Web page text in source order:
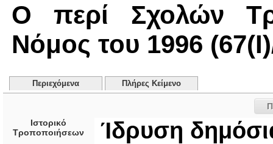
Ο περί Σχολών
Νόμος του 1996
Περιεχόμενα Πλήρες Κείμενο
Ιστορικό
Τροποποιήσεων
Ίδρυση